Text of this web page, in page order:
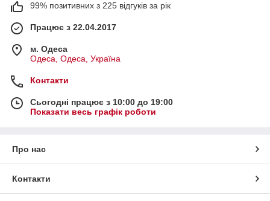
99% позитивних з 225 відгуків за рік
Працює з 22.04.2017
м. Одеса
Одеса, Одеса, Україна
Контакти
Сьогодні працює з 10:00 до 19:00
Показати весь графік роботи
Про нас
Контакти